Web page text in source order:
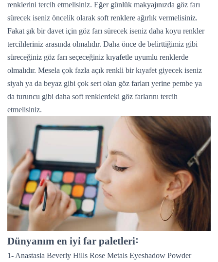
renklerini tercih etmelisiniz. Eğer günlük makyajınızda göz farı
sürecek iseniz öncelik olarak soft renklere ağırlık vermelisiniz.
Fakat şık bir davet için göz farı sürecek iseniz daha koyu renkler
tercihleriniz arasında olmalıdır. Daha önce de belirttiğimiz gibi
süreceğiniz göz farı seçeceğiniz kıyafetle uyumlu renklerde
olmalıdır. Mesela çok fazla açık renkli bir kıyafet giyecek iseniz
siyah ya da beyaz gibi çok sert olan göz farları yerine pembe ya
da turuncu gibi daha soft renklerdeki göz farlarını tercih
etmelisiniz.
Dünyanım en iyi far paletleri:
1- Anastasia Beverly Hills Rose Metals Eyeshadow Powder